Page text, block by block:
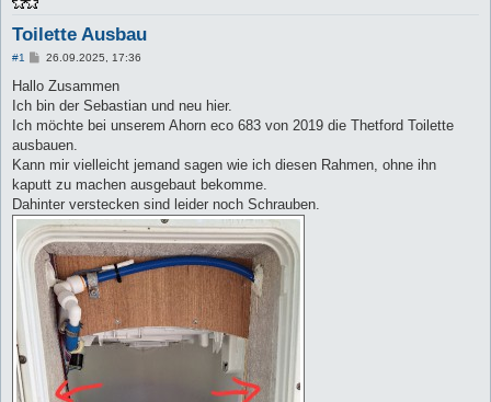
Toilette Ausbau
#1
B
i
r
a
26.09.2025, 17:36
Hallo Zusammen
Ich bin der Sebastian und neu hier.
Ich möchte bei unserem Ahorn eco 683 von 2019 die Thetford Toilette
ausbauen.
Kann mir vielleicht jemand sagen wie ich diesen Rahmen, ohne ihn
kaputt zu machen ausgebaut bekomme.
Dahinter verstecken sind leider noch Schrauben.